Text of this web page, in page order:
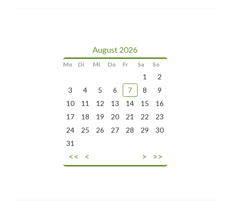
August 2026
Mo Di Mi Do Fr Sa So
<< < > >>
1
2
3
4 5 6 7 8
9
10
11 12 13 14 15
16
17
18 19 20 21 22
23
24
25 26 27 28 29
30
31